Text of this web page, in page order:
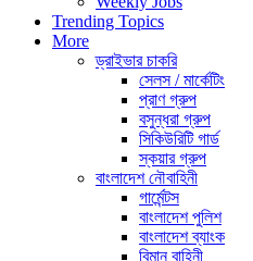
Trending Topics
More
ড্রাইভার চাকরি
সেলস / মার্কেটিং
প্রাণ গ্রুপ
বসুন্ধরা গ্রুপ
সিকিউরিটি গার্ড
স্কয়ার গ্রুপ
বাংলাদেশ নৌবাহিনী
গার্মেন্টস
বাংলাদেশ পুলিশ
বাংলাদেশ ব্যাংক
বিমান বাহিনী